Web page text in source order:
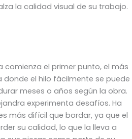
la calidad visual de su trabajo.
comienza el primer punto, el más
el hilo fácilmente se puede
meses o años según la obra.
experimenta desafíos. Ha
más difícil que bordar, ya que el
su calidad, lo que la lleva a